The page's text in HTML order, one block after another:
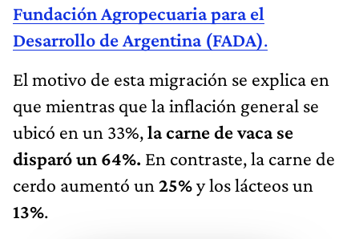
Fundación Agropecuaria para el
Desarrollo de Argentina (FADA).
El motivo de esta migración se explica en
que mientras que la inflación general se
ubicó en un 33%,la carne de vaca se
disparó un 64%. En contraste, la carne de
cerdo aumentó un 25%y los lácteos un
13%.